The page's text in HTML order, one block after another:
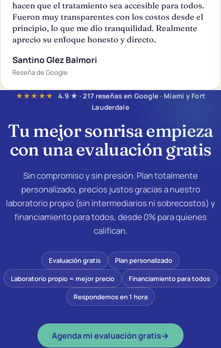
hacen que el tratamiento sea accesible para todos.
Fueron muy transparentes con los costos desde el
principio, lo que me dio tranquilidad. Realmente
aprecio su enfoque honesto y directo.
Santino Glez Balmori
Reseña de Google
★★★★★
4.9 ★ · 217 reseñas en Google · Miami y Fort
Lauderdale
Tu mejor sonrisa empieza
con unaevaluación gratis
Sin compromiso y sin presión. Plan totalmente
personalizado, precios justos gracias a nuestro
laboratorio propio (sin intermediarios ni sobrecostos) y
financiamiento para todos, desde 0% para quienes
califican.
Evaluación gratis Plan personalizado
Laboratorio propio = mejor precio Financiamiento para todos
Respondemos en 1 hora
Agenda mi evaluación gratis→